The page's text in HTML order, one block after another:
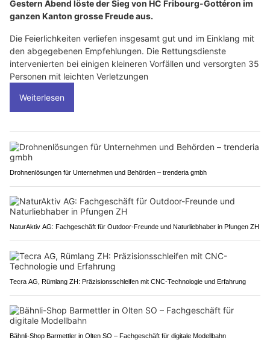
Gestern Abend löste der Sieg von HC Fribourg-Gottéron im
ganzen Kanton grosse Freude aus.
Die Feierlichkeiten verliefen insgesamt gut und im Einklang mit
den abgegebenen Empfehlungen. Die Rettungsdienste
intervenierten bei einigen kleineren Vorfällen und versorgten 35
Personen mit leichten Verletzungen
Weiterlesen
Drohnenlösungen für Unternehmen und Behörden – trenderia gmbh
NaturAktiv AG: Fachgeschäft für Outdoor-Freunde und Naturliebhaber in Pfungen ZH
Tecra AG, Rümlang ZH: Präzisionsschleifen mit CNC-Technologie und Erfahrung
Bähnli-Shop Barmettler in Olten SO – Fachgeschäft für digitale Modellbahn